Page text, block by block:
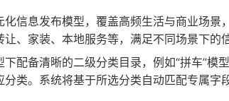
化信息发布模型，覆盖高频生活与商业场景
、家装、本地服务等，满足不同场景下的
下配备清晰的二级分类目录，例如“拼车”模
类。系统将基于所选分类自动匹配专属字